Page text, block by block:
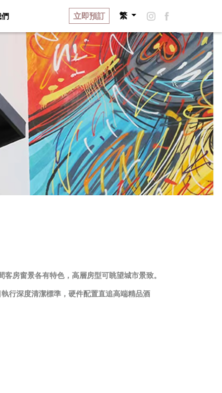
立即預訂 繁
關於藝舍 招聘
房窗景各有特色，高層房型可眺望城市景致。
行深度清潔標準，硬件配置直追高端精品酒